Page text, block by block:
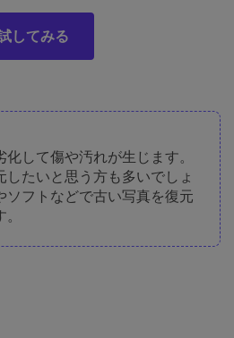
してみる
して傷や汚れが生じます。
たいと思う方も多いでしょ
ソフトなどで古い写真を復元